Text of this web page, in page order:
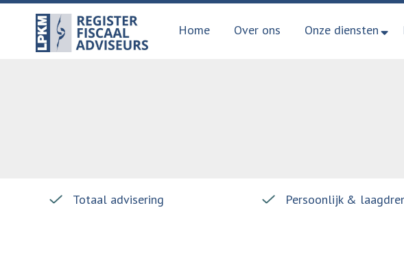
Home Over ons Onze diensten
Totaal advisering Persoonlijk &